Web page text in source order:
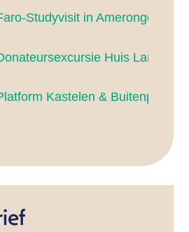
Studyvisit in Amerongen
Huis Landfort
Kastelen &